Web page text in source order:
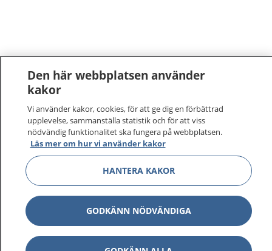
1177–tryggt om din hälsa och vård
På 1177.se får du råd om hälsa och information om
sjukdomar och vilka mottagningar du kan kontakta.
Logga in för att läsa din journal och göra dina
vårdärenden. Ring telefonnummer 1177 för
1177 ger dig råd när du vill må bättre.
Den här webbplatsen använder
kakor
Vi använder kakor, cookies, för att ge dig en förbättrad
upplevelse, sammanställa statistik och för att viss
nödvändig funktionalitet ska fungera på webbplatsen.
Läs mer om hur vi använder kakor
HANTERA KAKOR
GODKÄNN NÖDVÄNDIGA